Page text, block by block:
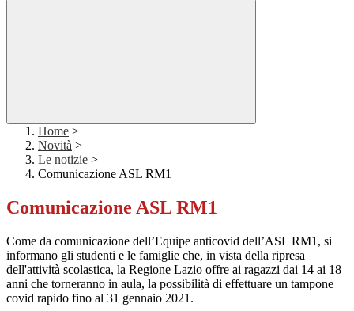
Home >
Novità >
Le notizie >
Comunicazione ASL RM1
Comunicazione ASL RM1
Come da comunicazione dell’Equipe anticovid dell’ASL RM1, si
informano gli studenti e le famiglie che, in vista della ripresa
dell'attività scolastica, la Regione Lazio offre ai ragazzi dai 14 ai 18
anni che torneranno in aula, la possibilità di effettuare un tampone
covid rapido fino al 31 gennaio 2021.